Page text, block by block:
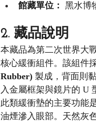
館藏單位： 黑水博
2. 藏品說明
本藏品為第二次世界大
核心緩衝組件。該組件
Rubber) 製成，背面則
入金屬框架與鏡片的 U
此類緩衝墊的主要功能
油煙滲入眼部。天然灰